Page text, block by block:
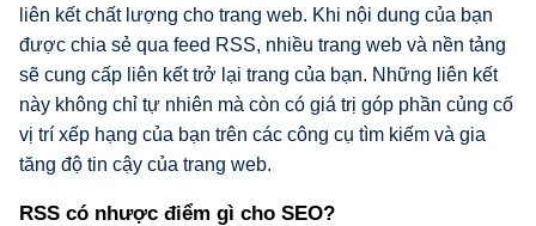
liên kết chất lượng cho trang web. Khi nội dung của bạn
được chia sẻ qua feed RSS, nhiều trang web và nền tảng
sẽ cung cấp liên kết trở lại trang của bạn. Những liên kết
này không chỉ tự nhiên mà còn có giá trị góp phần củng cố
vị trí xếp hạng của bạn trên các công cụ tìm kiếm và gia
tăng độ tin cậy của trang web.
RSS có nhược điểm gì cho SEO?